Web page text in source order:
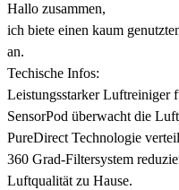
Hallo zusammen,
ich biete einen kaum
an.
Techische Infos:
Leistungsstarker Luftreiniger
SensorPod überwacht die
PureDirect Technologie
360 Grad-Filtersystem
Luftqualität zu Hause.